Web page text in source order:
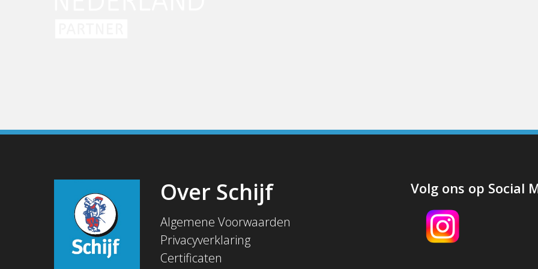
Over Schijf
Algemene Voorwaarden
Privacyverklaring
Certificaten
Volg ons op Social